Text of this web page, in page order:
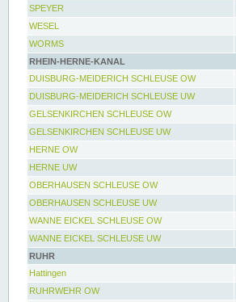
SPEYER
WESEL
WORMS
RHEIN-HERNE-KANAL
DUISBURG-MEIDERICH SCHLEUSE OW
DUISBURG-MEIDERICH SCHLEUSE UW
GELSENKIRCHEN SCHLEUSE OW
GELSENKIRCHEN SCHLEUSE UW
HERNE OW
HERNE UW
OBERHAUSEN SCHLEUSE OW
OBERHAUSEN SCHLEUSE UW
WANNE EICKEL SCHLEUSE OW
WANNE EICKEL SCHLEUSE UW
RUHR
Hattingen
RUHRWEHR OW